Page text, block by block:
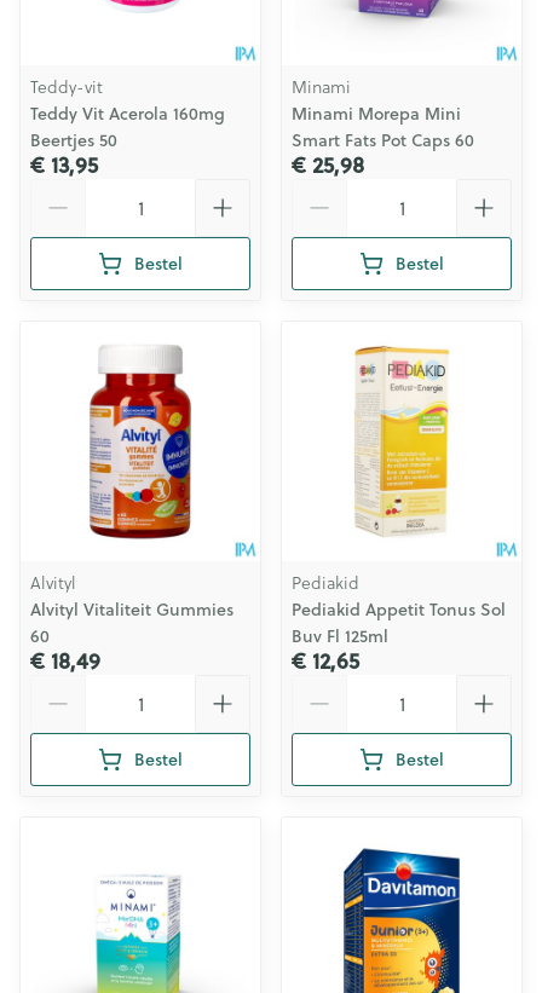
Teddy-vit
Teddy Vit Acerola 160mg
Beertjes 50
€ 13,95
Bestel
Minami
Minami Morepa Mini
Smart Fats Pot Caps 60
€ 25,98
Bestel
Alvityl
Alvityl Vitaliteit Gummies
60
€ 18,49
Bestel
Pediakid
Pediakid Appetit Tonus Sol
Buv Fl 125ml
€ 12,65
Bestel